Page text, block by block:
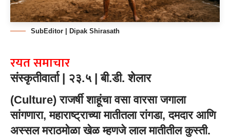
SubEditor | Dipak Shirasath
रयत समाचार
संस्कृतीवार्ता | २३.५ | बी.डी. शेलार
(Culture) राजर्षी शाहूंचा वसा वारसा जगाला
सांगणारा, महाराष्ट्राच्या मातीतला रांगडा, दमदार आणि
अस्सल मराठमोळा खेळ म्हणजे लाल मातीतील कुस्ती.